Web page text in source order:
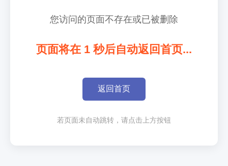
您访问的页面不存在或已被删除
页面将在 1 秒后自动返回首页...
返回首页
若页面未自动跳转，请点击上方按钮